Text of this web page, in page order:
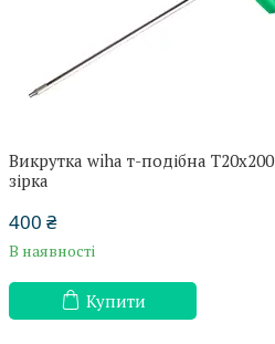
Викрутка wiha т-подібна Т20х200
зірка
400 ₴
В наявності
Купити